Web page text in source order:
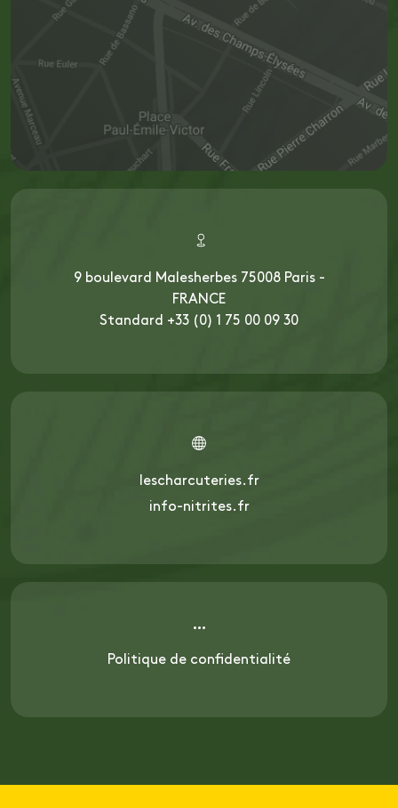
9 boulevard Malesherbes 75008 Paris -
FRANCE
Standard +33 (0) 1 75 00 09 30
lescharcuteries.fr
info-nitrites.fr
Politique de confidentialité